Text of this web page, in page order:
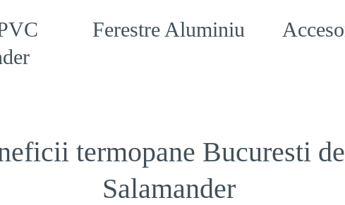
Ferestre Aluminiu
termopane Bucuresti
Salamander